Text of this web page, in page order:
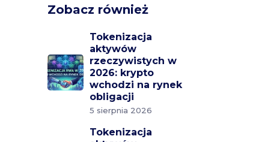
Zobacz również
Tokenizacja
aktywów
rzeczywistych w
2026: krypto
wchodzi na rynek
obligacji
5 sierpnia 2026
Tokenizacja